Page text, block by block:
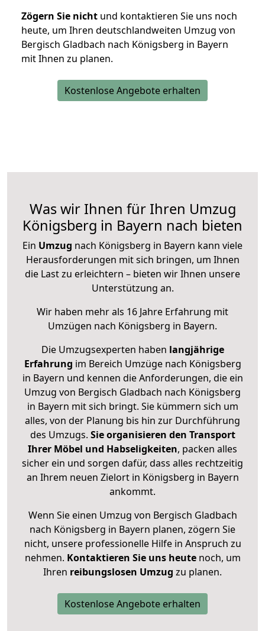
Zögern Sie nicht und kontaktieren Sie uns noch
heute, um Ihren deutschlandweiten Umzug von
Bergisch Gladbach nach Königsberg in Bayern
mit Ihnen zu planen.
Kostenlose Angebote erhalten
Was wir Ihnen für Ihren Umzug
Königsberg in Bayern nach bieten
Ein Umzug nach Königsberg in Bayern kann viele
Herausforderungen mit sich bringen, um Ihnen
die Last zu erleichtern – bieten wir Ihnen unsere
Unterstützung an.
Wir haben mehr als 16 Jahre Erfahrung mit
Umzügen nach Königsberg in Bayern.
Die Umzugsexperten haben langjährige
Erfahrung im Bereich Umzüge nach Königsberg
in Bayern und kennen die Anforderungen, die ein
Umzug von Bergisch Gladbach nach Königsberg
in Bayern mit sich bringt. Sie kümmern sich um
alles, von der Planung bis hin zur Durchführung
des Umzugs. Sie organisieren den Transport
Ihrer Möbel und Habseligkeiten, packen alles
sicher ein und sorgen dafür, dass alles rechtzeitig
an Ihrem neuen Zielort in Königsberg in Bayern
ankommt.
Wenn Sie einen Umzug von Bergisch Gladbach
nach Königsberg in Bayern planen, zögern Sie
nicht, unsere professionelle Hilfe in Anspruch zu
nehmen. Kontaktieren Sie uns heutenoch, um
Ihren reibungslosen Umzug zu planen.
Kostenlose Angebote erhalten